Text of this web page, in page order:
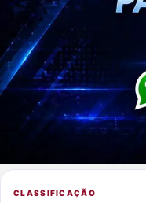
CLASSIFICAÇÃO